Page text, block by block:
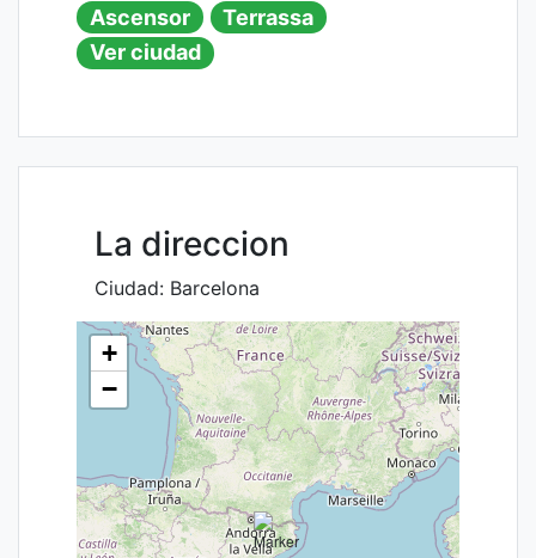
Ascensor
Terrassa
Ver ciudad
La direccion
Ciudad: Barcelona
+
−